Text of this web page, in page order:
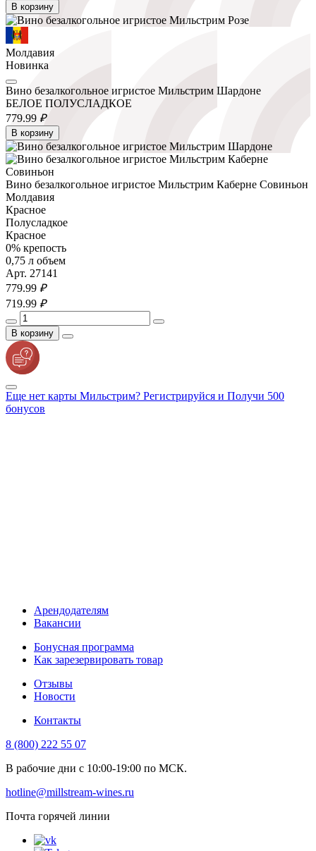
В корзину
Молдавия
Новинка
Вино безалкогольное игристое Мильстрим Шардоне
БЕЛОЕ ПОЛУСЛАДКОЕ
779.99 ₽
В корзину
Вино безалкогольное игристое Мильстрим Каберне Совиньон
Молдавия
Красное
Полусладкое
Красное
0% крепость
0,75 л объем
Арт. 27141
779.99 ₽
719.99 ₽
В корзину
Еще нет карты Мильстрим? Регистрируйся и Получи 500
бонусов
Арендодателям
Вакансии
Бонусная программа
Как зарезервировать товар
Отзывы
Новости
Контакты
8 (800) 222 55 07
В рабочие дни с 10:00-19:00 по МСК.
hotline@millstream-wines.ru
Почта горячей линии